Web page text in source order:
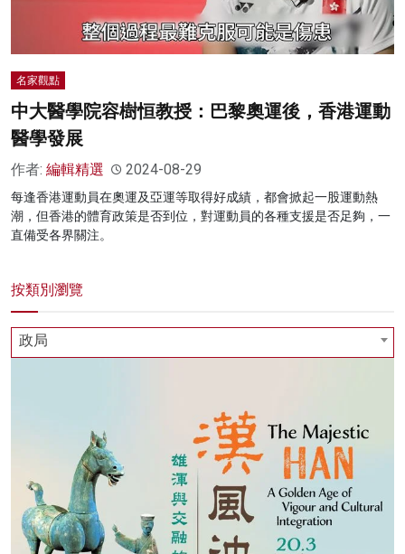
名家觀點
中大醫學院容樹恒教授：巴黎奧運後，香港運動
醫學發展
作者: 編輯精選 2024-08-29
每逢香港運動員在奧運及亞運等取得好成績，都會掀起一股運動熱
潮，但香港的體育政策是否到位，對運動員的各種支援是否足夠，一
直備受各界關注。
按類別瀏覽
政局